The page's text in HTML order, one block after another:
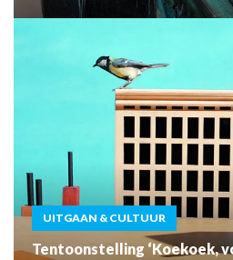
UITGAAN & CULTUUR
Tentoonstelling ‘Koekoek,